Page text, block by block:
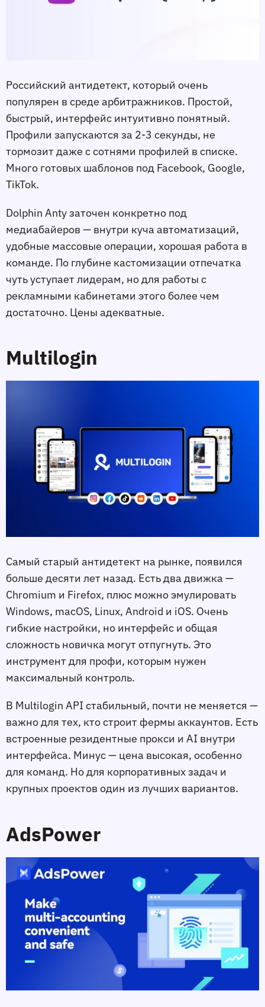
Российский антидетект, который очень
популярен в среде арбитражников. Простой,
быстрый, интерфейс интуитивно понятный.
Профили запускаются за 2-3 секунды, не
тормозит даже с сотнями профилей в списке.
Много готовых шаблонов под Facebook, Google,
TikTok.
Dolphin Anty заточен конкретно под
медиабайеров — внутри куча автоматизаций,
удобные массовые операции, хорошая работа в
команде. По глубине кастомизации отпечатка
чуть уступает лидерам, но для работы с
рекламными кабинетами этого более чем
достаточно. Цены адекватные.
Multilogin
Самый старый антидетект на рынке, появился
больше десяти лет назад. Есть два движка —
Chromium и Firefox, плюс можно эмулировать
Windows, macOS, Linux, Android и iOS. Очень
гибкие настройки, но интерфейс и общая
сложность новичка могут отпугнуть. Это
инструмент для профи, которым нужен
максимальный контроль.
В Multilogin API стабильный, почти не меняется —
важно для тех, кто строит фермы аккаунтов. Есть
встроенные резидентные прокси и AI внутри
интерфейса. Минус — цена высокая, особенно
для команд. Но для корпоративных задач и
крупных проектов один из лучших вариантов.
AdsPower